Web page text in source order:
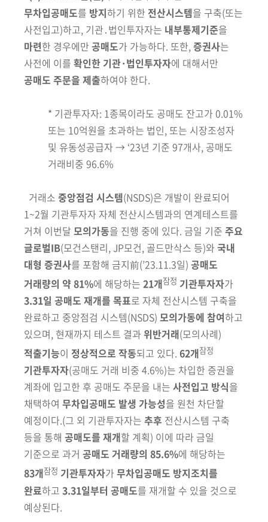
무차입공매도를 방지하기 위한 전산시스템을 구축(또는
사전입고)하고, 기관․법인투자자는 내부통제기준을
마련한 경우에만 공매도가 가능하다. 또한, 증권사는
사전에 이를 확인한 기관·법인투자자에 대해서만
공매도 주문을 제출하여야 한다.
* 기관투자자: 1종목이라도 공매도 잔고가 0.01%
또는 10억원을 초과하는 법인, 또는 시장조성자
및 유동성공급자 → ‘23년 기준 97개사, 공매도
거래비중 96.6%
거래소 중앙점검 시스템(NSDS)은 개발이 완료되어
1~2월 기관투자자 자체 전산시스템과의 연계테스트를
거쳐 이번달 모의가동을 진행 중에 있다. 금일 기준 주요
글로벌IB(모건스탠리, JP모건, 골드만삭스 등)와 국내
대형 증권사를 포함해 금지前(’23.11.3일) 공매도
거래량의 약 81%에 해당하는 21개잠정 기관투자자가
3.31일 공매도 재개를 목표로 자체 전산시스템 구축을
완료하고 중앙점검 시스템(NSDS) 모의가동에 참여하고
있으며, 현재까지 테스트 결과 위반거래(모의사례)
적출기능이 정상적으로 작동되고 있다. 62개잠정
기관투자자(공매도 거래 비중 4.6%)는 차입한 증권을
계좌에 입고한 후 공매도 주문을 내는 사전입고 방식을
채택하여 무차입공매도 발생 가능성을 원천 차단할
예정이다.(그 외 기관투자자는 추후 전산시스템 구축
등을 통해 공매도를 재개할 계획) 이에 따라 금일
기준으로 과거 공매도 거래량의 85.6%에 해당하는
83개잠정 기관투자자가 무차입공매도 방지조치를
완료하고 3.31일부터 공매도를 재개할 수 있을 것으로
예상된다.